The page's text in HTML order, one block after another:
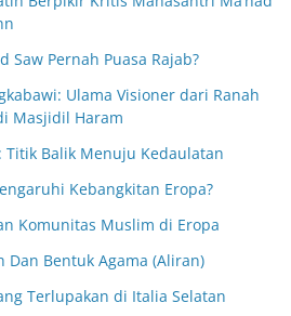
Saw Pernah Puasa Rajab?
Ulama Visioner dari Ranah
Masjidil Haram
Balik Menuju Kedaulatan
Kebangkitan Eropa?
Komunitas Muslim di Eropa
Dan Bentuk Agama (Aliran)
Terlupakan di Italia Selatan